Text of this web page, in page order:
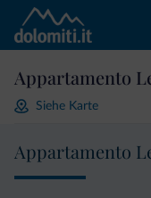
Appartamento
Siehe Karte
Appartamento